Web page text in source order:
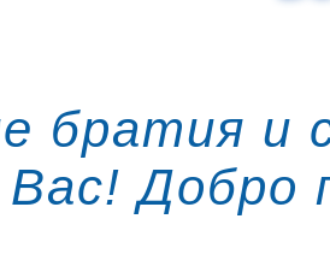
братия и
Вас! Добро